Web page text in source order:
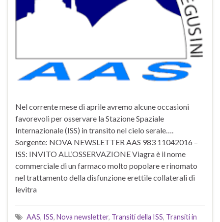
Nel corrente mese di aprile avremo alcune occasioni
favorevoli per osservare la Stazione Spaziale
Internazionale (ISS) in transito nel cielo serale….
Sorgente: NOVA NEWSLETTER AAS 983 11042016 –
ISS: INVITO ALL’OSSERVAZIONE Viagra è il nome
commerciale di un farmaco molto popolare e rinomato
nel trattamento della disfunzione erettile collaterali di
levitra
AAS, ISS, Nova newsletter, Transiti della ISS, Transiti in